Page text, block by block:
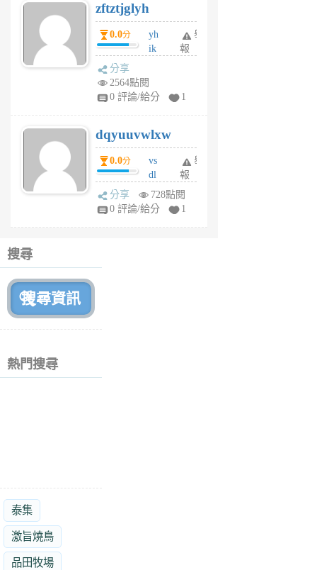
月
前
zftztjglyh
0.0分
yh
ik
tu
6
個
月
前
舉
報
分享
2564點閱
0 評論/給分
1
dqyuuvwlxw
0.0分
vs
dl
sq
fy
舉
報
分享
728點閱
0 評論/給分
1
搜尋
熱門搜尋
泰集
激旨燒鳥
品田牧場